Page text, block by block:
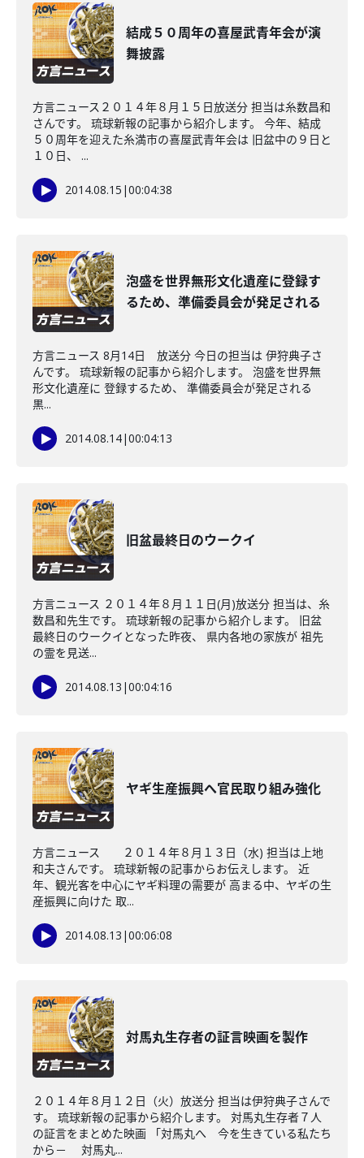
結成５０周年の喜屋武青年会が演
舞披露
方言ニュース２０１４年８月１５日放送分 担当は糸数昌和
さんです。 琉球新報の記事から紹介します。 今年、結成
５０周年を迎えた糸満市の喜屋武青年会は 旧盆中の９日と
１０日、 ...
2014.08.15 |00:04:38
泡盛を世界無形文化遺産に登録す
るため、準備委員会が発足される
方言ニュース 8月14日 放送分 今日の担当は 伊狩典子さ
んです。 琉球新報の記事から紹介します。 泡盛を世界無
形文化遺産に 登録するため、 準備委員会が発足される
黒...
2014.08.14|00:04:13
旧盆最終日のウークイ
方言ニュース ２０１４年８月１１日(月)放送分 担当は、糸
数昌和先生です。 琉球新報の記事から紹介します。 旧盆
最終日のウークイとなった昨夜、 県内各地の家族が 祖先
の霊を見送...
2014.08.13 |00:04:16
ヤギ生産振興へ官民取り組み強化
方言ニュース ２０１４年８月１３日（水) 担当は上地
和夫さんです。 琉球新報の記事からお伝えします。 近
年、観光客を中心にヤギ料理の需要が 高まる中、ヤギの生
産振興に向けた 取...
2014.08.13 |00:06:08
対馬丸生存者の証言映画を製作
２０１４年８月１２日（火）放送分 担当は伊狩典子さんで
す。 琉球新報の記事から紹介します。 対馬丸生存者７人
の証言をまとめた映画 「対馬丸へ 今を生きている私たち
から－ 対馬丸...